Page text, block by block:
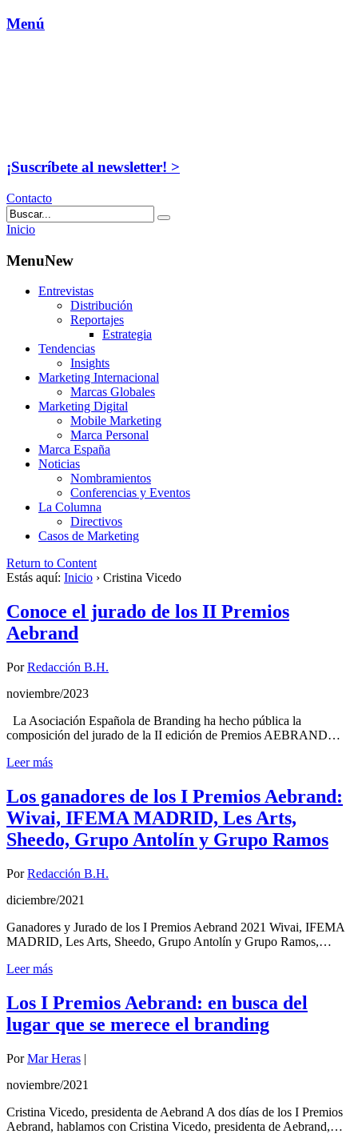
Menú
¡Suscríbete al newsletter! >
Contacto
Inicio
MenuNew
Entrevistas
Distribución
Reportajes
Estrategia
Tendencias
Insights
Marketing Internacional
Marcas Globales
Marketing Digital
Mobile Marketing
Marca Personal
Marca España
Noticias
Nombramientos
Conferencias y Eventos
La Columna
Directivos
Casos de Marketing
Return to Content
Estás aquí: Inicio › Cristina Vicedo
Conoce el jurado de los II Premios
Aebrand
PorRedacción B.H.
noviembre/2023
La Asociación Española de Branding ha hecho pública la
composición del jurado de la II edición de Premios AEBRAND…
Leer más
Los ganadores de los I Premios Aebrand:
Wivai, IFEMA MADRID, Les Arts,
Sheedo, Grupo Antolín y Grupo Ramos
PorRedacción B.H.
diciembre/2021
Ganadores y Jurado de los I Premios Aebrand 2021 Wivai, IFEMA
MADRID, Les Arts, Sheedo, Grupo Antolín y Grupo Ramos,…
Leer más
Los I Premios Aebrand: en busca del
lugar que se merece el branding
PorMar Heras |
noviembre/2021
Cristina Vicedo, presidenta de Aebrand A dos días de los I Premios
Aebrand, hablamos con Cristina Vicedo, presidenta de Aebrand,…